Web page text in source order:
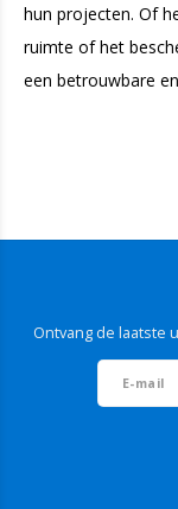
hun projecten. Of
ruimte of het
een betrouwbare
Ontvang de laatste